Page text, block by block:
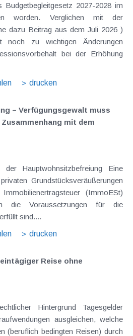
2027-2028 im
worden. Verglichen mit der
dazu Beitrag aus dem Juli 2026 )
noch zu wichtigen Änderungen
drucken
– Verfügungsgewalt muss
mit dem
Hauptwohnsitzbefreiung Eine
Grundstücksveräußerungen
(ImmoESt)
die Voraussetzungen für die
sind....
drucken
Reise ohne
Hintergrund Tagesgelder
ausgleichen, welche
(beruflich bedingten Reisen) durch